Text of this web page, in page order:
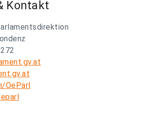
Kontakt
OeParl